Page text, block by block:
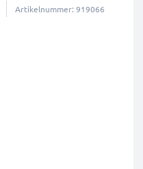
Artikelnummer: 919066